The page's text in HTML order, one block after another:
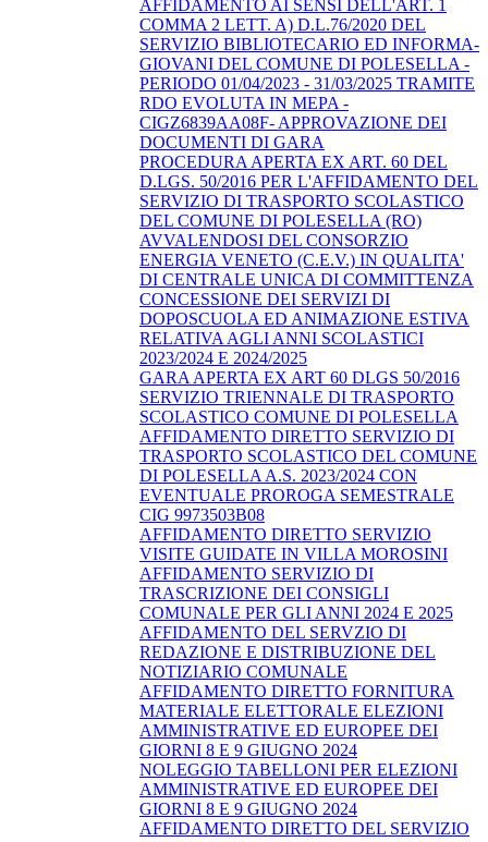
AFFIDAMENTO AI SENSI DELL'ART. 1
COMMA 2 LETT. A) D.L.76/2020 DEL
SERVIZIO BIBLIOTECARIO ED INFORMA-
GIOVANI DEL COMUNE DI POLESELLA -
PERIODO 01/04/2023 - 31/03/2025 TRAMITE
RDO EVOLUTA IN MEPA -
CIGZ6839AA08F- APPROVAZIONE DEI
DOCUMENTI DI GARA
PROCEDURA APERTA EX ART. 60 DEL
D.LGS. 50/2016 PER L'AFFIDAMENTO DEL
SERVIZIO DI TRASPORTO SCOLASTICO
DEL COMUNE DI POLESELLA (RO)
AVVALENDOSI DEL CONSORZIO
ENERGIA VENETO (C.E.V.) IN QUALITA'
DI CENTRALE UNICA DI COMMITTENZA
CONCESSIONE DEI SERVIZI DI
DOPOSCUOLA ED ANIMAZIONE ESTIVA
RELATIVA AGLI ANNI SCOLASTICI
2023/2024 E 2024/2025
GARA APERTA EX ART 60 DLGS 50/2016
SERVIZIO TRIENNALE DI TRASPORTO
SCOLASTICO COMUNE DI POLESELLA
AFFIDAMENTO DIRETTO SERVIZIO DI
TRASPORTO SCOLASTICO DEL COMUNE
DI POLESELLA A.S. 2023/2024 CON
EVENTUALE PROROGA SEMESTRALE
CIG 9973503B08
AFFIDAMENTO DIRETTO SERVIZIO
VISITE GUIDATE IN VILLA MOROSINI
AFFIDAMENTO SERVIZIO DI
TRASCRIZIONE DEI CONSIGLI
COMUNALE PER GLI ANNI 2024 E 2025
AFFIDAMENTO DEL SERVZIO DI
REDAZIONE E DISTRIBUZIONE DEL
NOTIZIARIO COMUNALE
AFFIDAMENTO DIRETTO FORNITURA
MATERIALE ELETTORALE ELEZIONI
AMMINISTRATIVE ED EUROPEE DEI
GIORNI 8 E 9 GIUGNO 2024
NOLEGGIO TABELLONI PER ELEZIONI
AMMINISTRATIVE ED EUROPEE DEI
GIORNI 8 E 9 GIUGNO 2024
AFFIDAMENTO DIRETTO DEL SERVIZIO